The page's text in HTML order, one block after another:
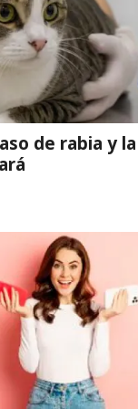
de rabia y